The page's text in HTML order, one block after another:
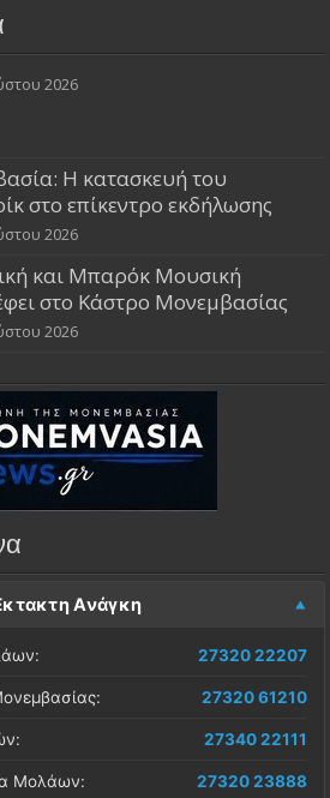
2026
Η κατασκευή του
στο επίκεντρο εκδήλωσης
2026
και Μπαρόκ Μουσική
στο Κάστρο Μονεμβασίας
2026
Ανάγκη
27320 22207
27320 61210
27340 22111
Μολάων: 27320 23888